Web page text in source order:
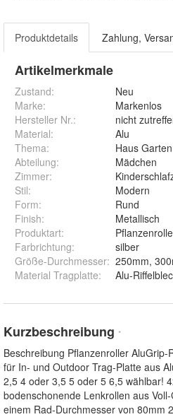
Produktdetails Zahlung,
Artikelmerkmale
Zustand:
Neu
Marke:
Markenlos
Hersteller Nr.:
nicht
Material:
Alu
Thema:
Haus Garten
Abteilung:
Mädchen
Zimmer:
Stil:
Modern
Form:
Rund
Finish:
Metallisch
Produktart:
Farbrichtung:
silber
Größe-Durchmesser:
Material Tragplatte:
Kurzbeschreibung *
Beschreibung Pflanzenroller
für In- und Outdoor Trag-Platte aus
2,5 4 oder 3,5 5 oder 5 6,5 wählbar!
bodenschonende Lenkrollen aus
einem Rad-Durchmesser von 80mm